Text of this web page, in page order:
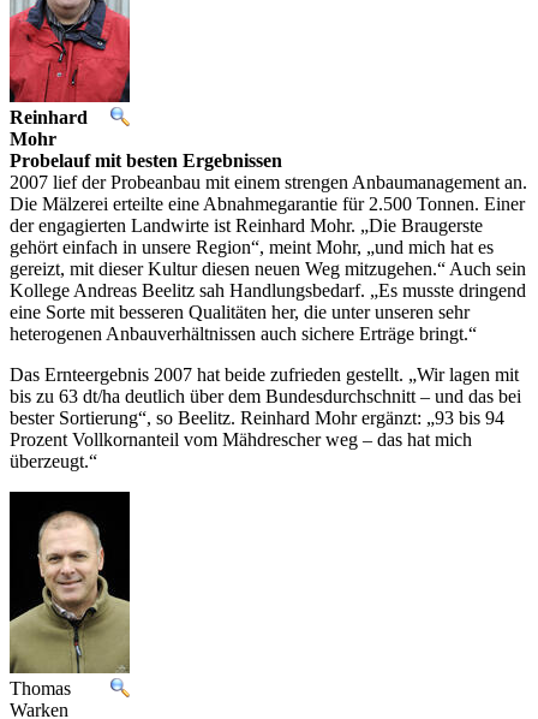
Reinhard
Mohr
Probelauf mit besten Ergebnissen
2007 lief der Probeanbau mit einem strengen Anbaumanagement an.
Die Mälzerei erteilte eine Abnahmegarantie für 2.500 Tonnen. Einer
der engagierten Landwirte ist Reinhard Mohr. „Die Braugerste
gehört einfach in unsere Region“, meint Mohr, „und mich hat es
gereizt, mit dieser Kultur diesen neuen Weg mitzugehen.“ Auch sein
Kollege Andreas Beelitz sah Handlungsbedarf. „Es musste dringend
eine Sorte mit besseren Qualitäten her, die unter unseren sehr
heterogenen Anbauverhältnissen auch sichere Erträge bringt.“
Das Ernteergebnis 2007 hat beide zufrieden gestellt. „Wir lagen mit
bis zu 63 dt/ha deutlich über dem Bundesdurchschnitt – und das bei
bester Sortierung“, so Beelitz. Reinhard Mohr ergänzt: „93 bis 94
Prozent Vollkornanteil vom Mähdrescher weg – das hat mich
überzeugt.“
Thomas
Warken